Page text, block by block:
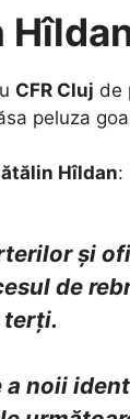
CFR Cluj de
peluza
Hîldan:
și
de
terți.
a noii